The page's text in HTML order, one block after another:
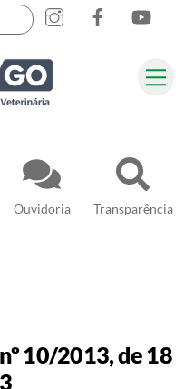
Ouvidoria Transparência
10/2013, de 18